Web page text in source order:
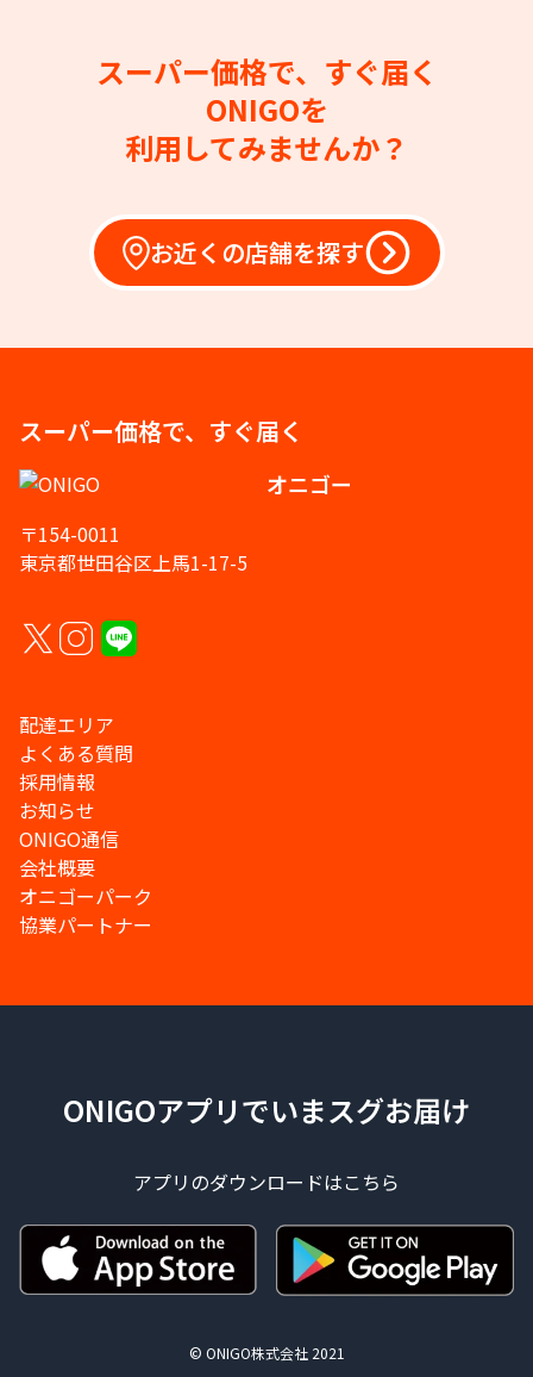
スーパー価格で、すぐ届く
ONIGOを
利用してみませんか？
お近くの店舗を探す
スーパー価格で、すぐ届く
オニゴー
〒154-0011
東京都世田谷区上馬1-17-5
配達エリア
よくある質問
採用情報
お知らせ
ONIGO通信
会社概要
オニゴーパーク
協業パートナー
ONIGOアプリでいまスグお届け
アプリのダウンロードはこちら
© ONIGO株式会社 2021